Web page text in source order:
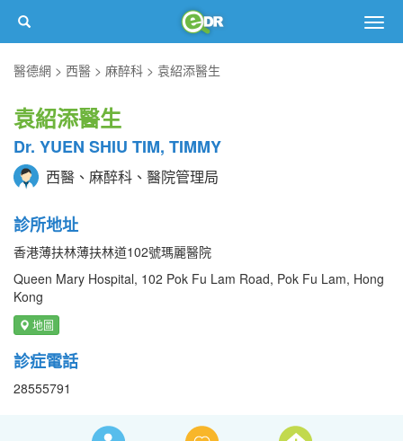
醫德網
西醫 麻醉科 袁紹添醫生
袁紹添醫生
Dr. YUEN SHIU TIM, TIMMY
西醫、麻醉科、醫院管理局
診所地址
香港薄扶林薄扶林道102號瑪麗醫院
Queen Mary Hospital, 102 Pok Fu Lam Road, Pok Fu Lam, Hong
Kong
地圖
診症電話
28555791